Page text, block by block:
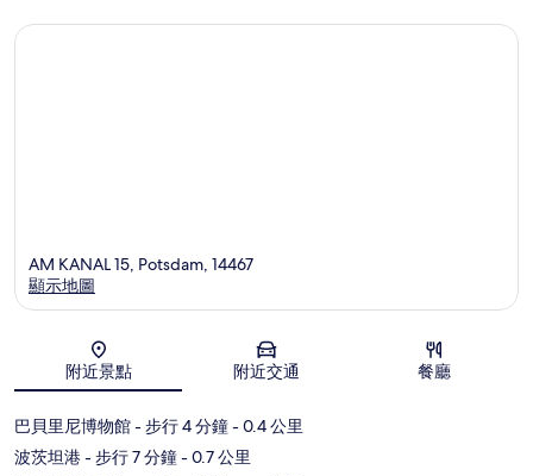
地圖
AM KANAL 15, Potsdam, 14467
顯示地圖
附近景點 附近交通 餐廳
巴貝里尼博物館- 步行 4 分鐘- 0.4 公里
波茨坦港- 步行 7 分鐘- 0.7 公里